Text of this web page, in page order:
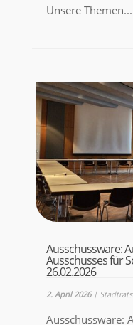
Unsere Themen...
Ausschussware:
Ausschusses für
26.02.2026
2. April 2026|
Ausschussware: